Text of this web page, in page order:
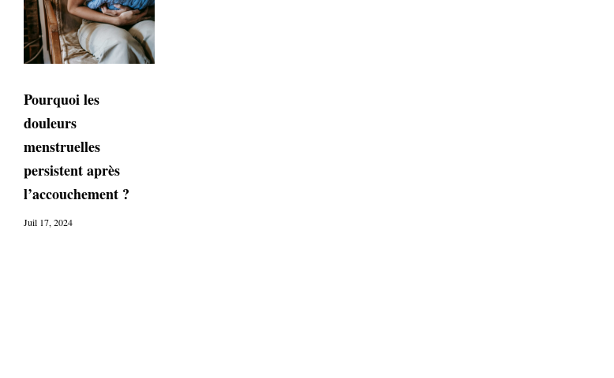
Pourquoi les
douleurs
menstruelles
persistent après
l’accouchement ?
Juil 17, 2024